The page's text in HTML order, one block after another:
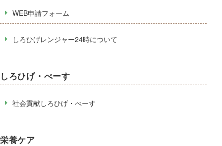
WEB申請フォーム
しろひげレンジャー24時について
しろひげ・べーす
社会貢献しろひげ・べーす
栄養ケア